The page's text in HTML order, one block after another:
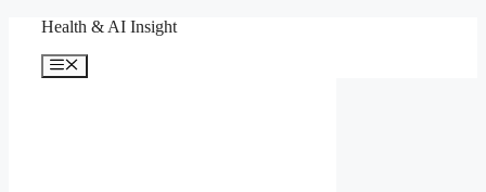
Health & AI Insight
메